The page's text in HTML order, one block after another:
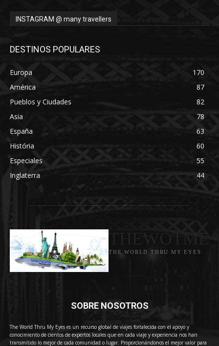
INSTAGRAM @ many travellers
DESTINOS POPULARES
Europa
170
América
87
Pueblos y Ciudades
82
Asia
78
España
63
História
60
Especiales
55
Inglaterra
44
THE WORLD THRU MY EYES
SOBRE NOSOTROS
The World Thru My Eyes es un recurso global de viajes fortalecida con el apoyo y
conocimiento de cientos de expertos locales que en cada viaje y experiencia nos han
transmitido lo mejor de cada comunidad o lugar. Proporcionándonos el mejor valor para